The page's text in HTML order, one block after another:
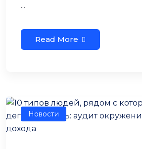
...
Read More
Новости